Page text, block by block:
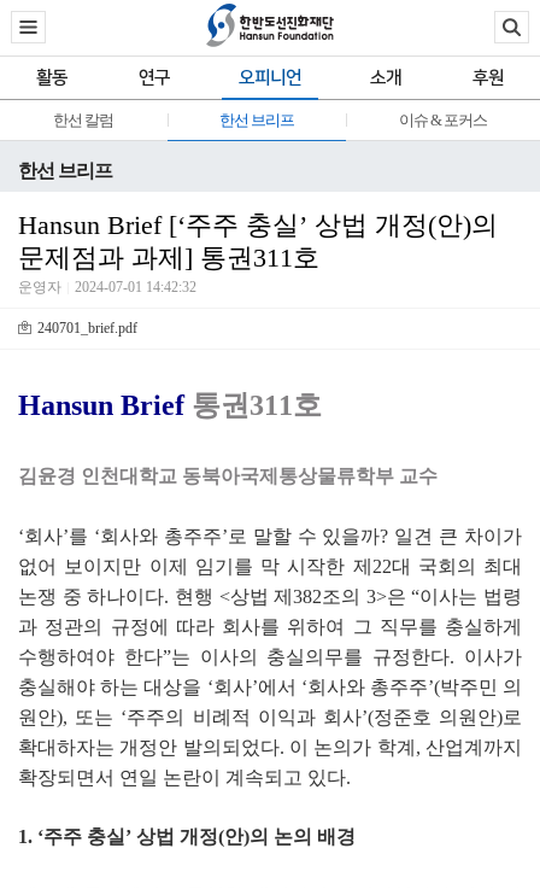
활동 연구 오피니언 소개 후원
한선 칼럼 한선 브리프 이슈 & 포커스
한선 브리프
Hansun Brief [‘주주 충실’ 상법 개정(안)의
문제점과 과제] 통권311호
운영자 2024-07-01 14:42:32
240701_brief.pdf
Hansun Brief 통권311호
김윤경 인천대학교 동북아국제통상물류학부 교수
‘회사’를 ‘회사와 총주주’ 로 말할 수 있을까? 일견 큰 차이가
없어 보이지만 이제 임기를 막 시작한 제 22대 국회의 최대
논쟁 중 하나이다. 현행 <상법 제382조의 3>은“이사는 법령
과 정관의 규정에 따라 회사를 위하여 그 직무를 충실하게
수행하여야 한다”는 이사의 충실의무를 규정한다. 이사가
충실해야 하는 대상을 ‘회사’에서 ‘회사와 총주주’(박주민 의
원안), 또는 ‘주주의 비례적 이익과 회사’(정준호 의원안)로
확대하자는 개정안 발의되었다. 이 논의가 학계 ,산업계까지
확장되면서 연일 논란이 계속되고 있다.
1. ‘주주 충실 ’ 상법 개정(안)의 논의 배경